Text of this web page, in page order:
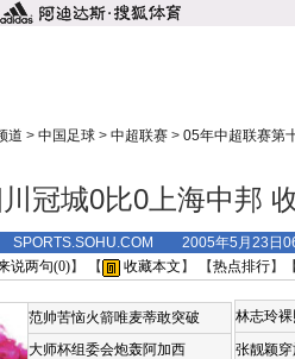
道 > 中国足球 > 中超联赛 > 05年中超联赛第
川冠城0比0上海中邦
SPORTS.SOHU.COM 2005年5月23日
说两句(0)】 【 收藏本文 】 【热点排行】
范帅苦恼火箭唯麦蒂敢突破
大师杯组委会炮轰阿加西
林志玲
张靓颖